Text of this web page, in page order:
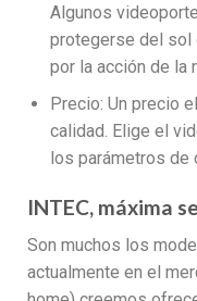
Algunos
protegerse del sol
por la acción de la
Precio: Un precio
calidad. Elige el
los parámetros de
INTEC, máxima
Son muchos los
actualmente en el